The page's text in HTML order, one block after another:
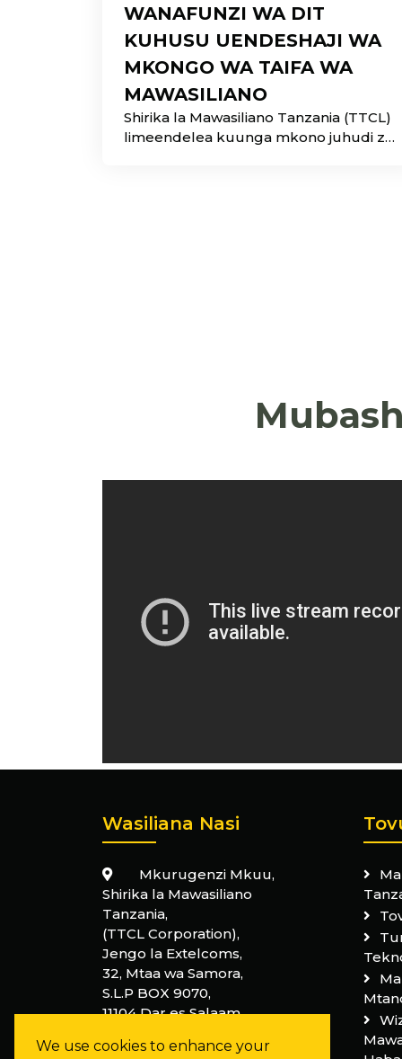
We use cookies to enhance your
WANAFUNZI WA DIT
KUHUSU UENDESHAJI WA
MKONGO WA TAIFA WA
MAWASILIANO
Shirika la Mawasiliano Tanzania (TTCL)
limeendelea kuunga mkono juhudi za
Wasiliana Nasi
Mkurugenzi Mkuu,
Shirika la Mawasiliano
Tanzania,
(TTCL Corporation),
Jengo la Extelcoms,
32, Mtaa wa Samora,
S.L.P BOX 9070,
11104 Dar es Salaam,